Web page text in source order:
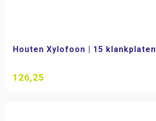
Houten Xylofoon | 15 klankplaten
126,25